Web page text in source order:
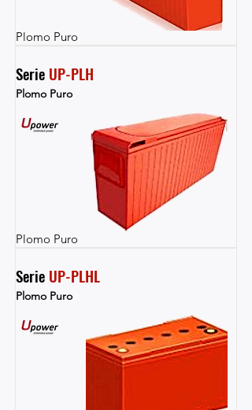
Plomo Puro
Serie UP-PLH
Plomo Puro
Plomo Puro
Serie UP-PLHL
Plomo Puro